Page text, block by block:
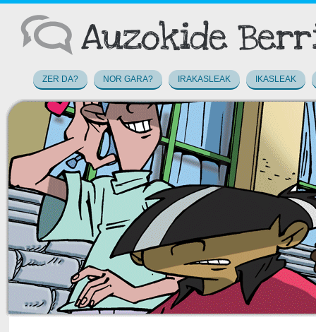
ZER DA? NOR GARA? IRAKASLEAK IKASLEAK